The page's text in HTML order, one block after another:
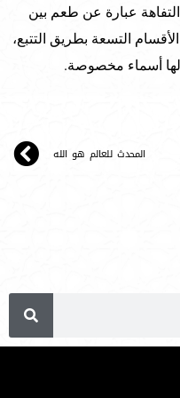
عبارة عن طعم بين
التسعة بطريق التتبع،
لها أسماء مخصوصة.
المحدث للعالم هو الله